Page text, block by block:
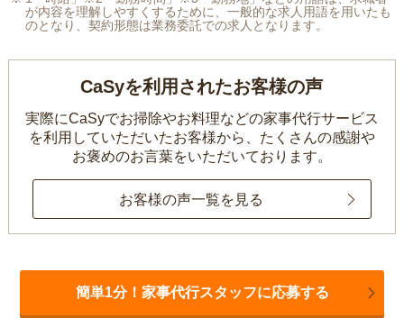
が内容を理解しやすくするために、一般的な求人用語を用いたも
のとなり、契約形態は業務委託での求人となります。
CaSyを利用されたお客様の声
実際にCaSyでお掃除やお料理などの家事代行サービス
を利用していただいたお客様から、 たくさんの感謝や
お褒めのお言葉をいただいております。
お客様の声一覧を見る
簡単1分！家事代行スタッフに応募する